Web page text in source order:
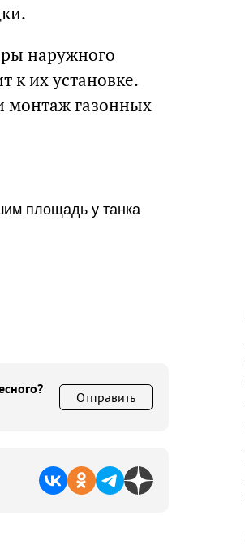
наружного
к их установке.
монтаж газонных
площадь у танка
Отправить